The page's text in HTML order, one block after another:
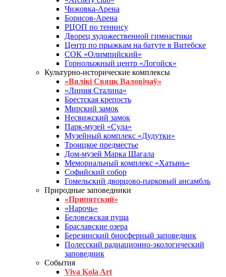
Чижовка-Арена
Борисов-Арена
РЦОП по теннису
Дворец художественной гимнастики
Центр по прыжкам на батуте в Витебске
СОК «Олимпийский»
Горнолыжный центр «Логойск»
Культурно-исторические комплексы
«Вялікі Свяцк Валовічаў»
«Линия Сталина»
Брестская крепость
Мирский замок
Несвижский замок
Парк-музей «Сула»
Музейный комплекс «Дудутки»
Троицкое предместье
Дом-музей Марка Шагала
Мемориальный комплекс «Хатынь»
Софийский собор
Гомельский дворцово-парковый ансамбль
Природные заповедники
«Припятский»
«Нарочь»
Беловежская пуща
Браславские озера
Березинский биосферный заповедник
Полесский радиационно-экологический
заповедник
События
Viva Kola Art